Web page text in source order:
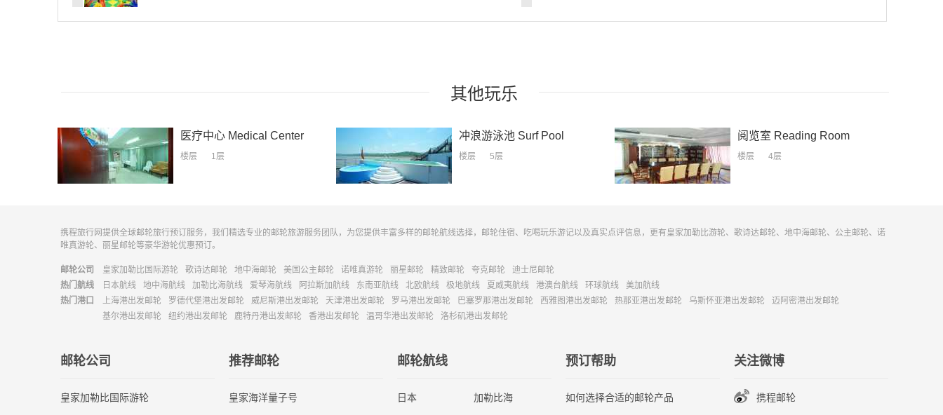
其他玩乐
医疗中心 Medical Center
楼层 1层
冲浪游泳池 Surf Pool
楼层 5层
阅览室 Reading Room
楼层 4层
携程旅行网提供全球邮轮旅行预订服务，我们精选专业的邮轮旅游服务团队，为您提供丰富多样的邮轮航线选择，邮轮住宿、吃喝玩乐游记以及真实点评信息，更有皇家加勒比游轮、歌诗达邮轮、地中海邮轮、公主邮轮、诺
唯真游轮、丽星邮轮等豪华游轮优惠预订。
邮轮公司 皇家加勒比国际游轮 歌诗达邮轮 地中海邮轮 美国公主邮轮 诺唯真游轮 丽星邮轮 精致邮轮 夸克邮轮
迪士尼邮轮
热门航线
日本航线 地中海航线 加勒比海航线 爱琴海航线 阿拉斯加航线 东南亚航线 北欧航线 极地航线 夏威夷航线 港澳台航线 环球航线
美加航线
热门港口
上海港出发邮轮 罗德代堡港出发邮轮 威尼斯港出发邮轮 天津港出发邮轮 罗马港出发邮轮 巴塞罗那港出发邮轮 西雅图港出发邮轮 热那亚港出发邮轮 乌斯怀亚港出发邮轮
迈阿密港出发邮轮
基尔港出发邮轮
纽约港出发邮轮 鹿特丹港出发邮轮 香港出发邮轮 温哥华港出发邮轮 洛杉矶港出发邮轮
邮轮公司
皇家加勒比国际游轮
推荐邮轮
皇家海洋量子号
邮轮航线
日本 加勒比海
预订帮助
如何选择合适的邮轮产品
关注微博
携程邮轮